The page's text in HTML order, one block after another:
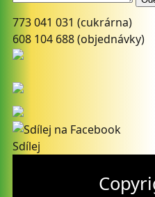
773 041 031 (cukrárna)
608 104 688(objednávky)
Sdílej